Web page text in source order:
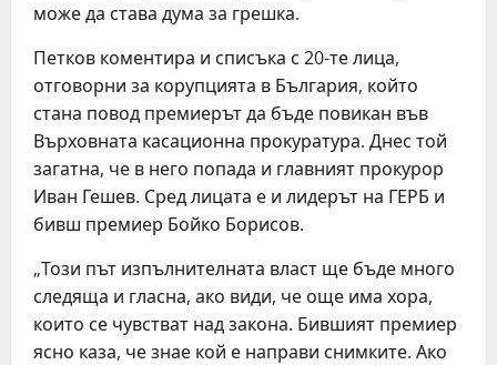
може да става дума за грешка.
Петков коментира и списъка с 20-те лица,
отговорни за корупцията в България, който
стана повод премиерът да бъде повикан във
Върховната касационна прокуратура. Днес той
загатна, че в него попада и главният прокурор
Иван Гешев. Сред лицата е и лидерът на ГЕРБ и
бивш премиер Бойко Борисов.
„Този път изпълнителната власт ще бъде много
следяща и гласна, ако види, че още има хора,
които се чувстват над закона. Бившият премиер
ясно каза, че знае кой е направи снимките. Ако